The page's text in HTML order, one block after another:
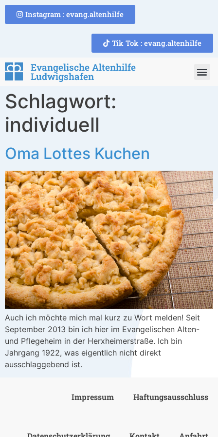
Instagram : evang.altenhilfe
Tik Tok : evang.altenhilfe
Evangelische Altenhilfe
Ludwigshafen
Schlagwort:
individuell
Oma Lottes Kuchen
Auch ich möchte mich mal kurz zu Wort melden! Seit
September 2013 bin ich hier im Evangelischen Alten-
und Pflegeheim in der Herxheimerstraße. Ich bin
Jahrgang 1922, was eigentlich nicht direkt
ausschlaggebend ist.
Impressum Haftungsausschluss